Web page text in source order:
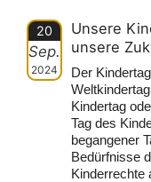
20
Sep.
2024
Unsere
unsere
Der
Kindertag
Tag des
begangener
Bedürfnisse
Kinderrechte